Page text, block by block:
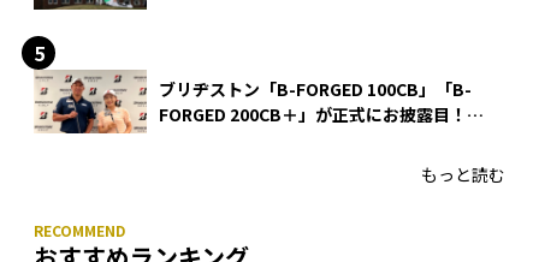
ブリヂストン「B-FORGED 100CB」「B-
FORGED 200CB＋」が正式にお披露目！
もっと読む